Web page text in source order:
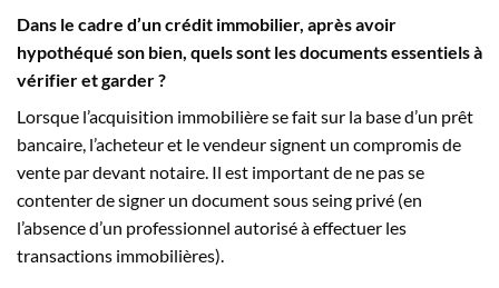
Dans le cadre d’un crédit immobilier, après avoir
hypothéqué son bien, quels sont les documents essentiels à
vérifier et garder ?
Lorsque l’acquisition immobilière se fait sur la base d’un prêt
bancaire, l’acheteur et le vendeur signent un compromis de
vente par devant notaire. Il est important de ne pas se
contenter de signer un document sous seing privé (en
l’absence d’un professionnel autorisé à effectuer les
transactions immobilières).